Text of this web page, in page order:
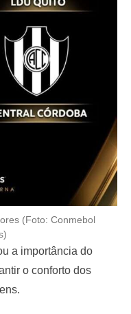
(Foto: Conmebol
a importância do
o conforto dos